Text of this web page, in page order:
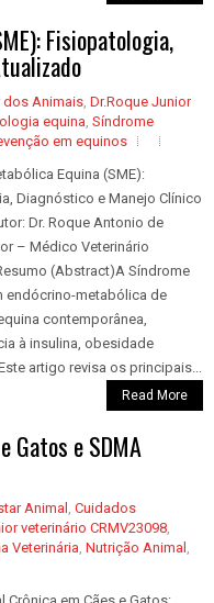
Fisiopatologia,
dos Animais, Dr.Roque Junior
equina, Síndrome
em equinos
Equina (SME):
Diagnóstico e Manejo Clínico
Dr. Roque Antonio de
– Médico Veterinário
(Abstract)A Síndrome
endócrino-metabólica de
contemporânea,
à insulina, obesidade
artigo revisa os principais...
Read More
Gatos e SDMA
Animal , Cuidados
veterinário CRMV23098,
Veterinária, Nutrição Animal ,